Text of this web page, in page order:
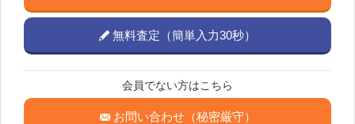
無料査定（簡単入力30秒）
会員でない方はこちら
お問い合わせ（秘密厳守）